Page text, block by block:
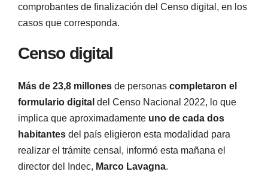
comprobantes de finalización del Censo digital, en los
casos que corresponda.
Censo digital
Más de 23,8 millones de personas completaron el
formulario digital del Censo Nacional 2022, lo que
implica que aproximadamente uno de cada dos
habitantes del país eligieron esta modalidad para
realizar el trámite censal, informó esta mañana el
director del Indec, Marco Lavagna.